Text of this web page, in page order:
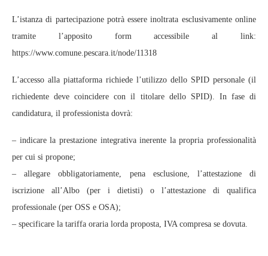
L’istanza di partecipazione potrà essere inoltrata esclusivamente online
tramite l’apposito form accessibile al link:
https://www.comune.pescara.it/node/11318
L’accesso alla piattaforma richiede l’utilizzo dello SPID personale (il
richiedente deve coincidere con il titolare dello SPID). In fase di
candidatura, il professionista dovrà:
– indicare la prestazione integrativa inerente la propria professionalità
per cui si propone;
– allegare obbligatoriamente, pena esclusione, l’attestazione di
iscrizione all’Albo (per i dietisti) o l’attestazione di qualifica
professionale (per OSS e OSA);
– specificare la tariffa oraria lorda proposta, IVA compresa se dovuta.